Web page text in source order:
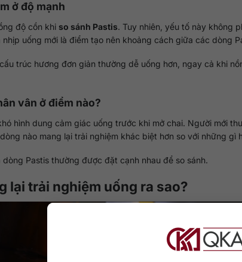
ở độ mạnh
độ cồn khi so sánh Pastis. Tuy nhiên, yếu tố này không
uống mới là điểm tạo nên khoảng cách giữa các dòng
trúc hương đơn giản thường dễ uống hơn, ngay cả khi
vân ở điểm nào?
hình dung cảm giác uống trước khi mở chai. Người mới
nào mang lại trải nghiệm khác biệt hơn so với những gì
Pastis thường được đặt cạnh nhau để so sánh.
lại trải nghiệm uống ra sao?